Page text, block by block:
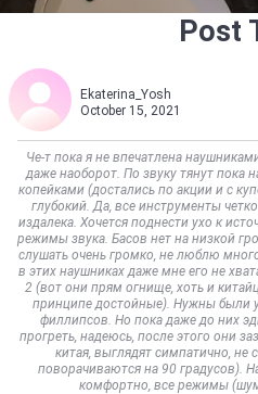
Post
Ekaterina_Yosh
October 15, 2021
Че-т пока я не впечатлена
даже наоборот. По звуку тянут пока
копейками (достались по акции и с
глубокий. Да, все инструменты
издалека. Хочется поднести ухо к
режимы звука. Басов нет на низкой
слушать очень громко, не люблю
в этих наушниках даже мне его не
2 (вот они прям огнище, хоть и
принципе достойные). Нужны были
филлипсов. Но пока даже до них
прогреть, надеюсь, после этого они
китая, выглядят симпатично, не
поворачиваются на 90 градусов).
комфортно, все режимы